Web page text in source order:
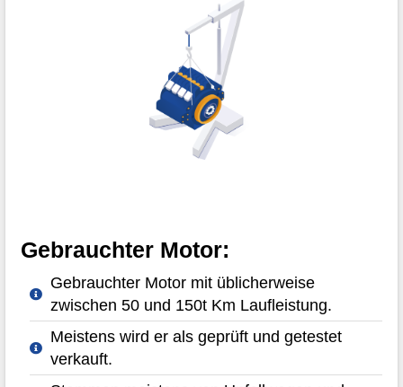
Gebrauchter Motor:
Gebrauchter Motor mit üblicherweise
zwischen 50 und 150t Km Laufleistung.
Meistens wird er als geprüft und getestet
verkauft.